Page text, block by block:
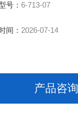
号： 6-713-07
间： 2026-07-14
产品咨询